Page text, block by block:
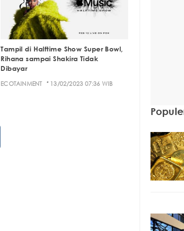
Tampil di Halftime Show Super Bowl,
Rihana sampai Shakira Tidak
Dibayar
ECOTAINMENT · 13/02/2023 07:36 WIB